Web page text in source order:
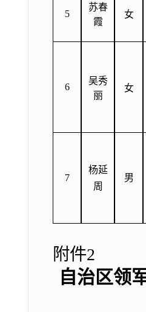
5
苏春
霞
女
6
吴秀
丽
女
7
杨延
周
男
附件2
自治区领